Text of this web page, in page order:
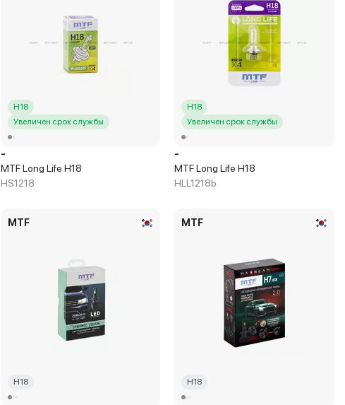
H18
Увеличен срок службы
-
MTF Long Life H18
HS1218
H18
Увеличен срок службы
-
MTF Long Life H18
HLL1218b
MTF
H18
MTF
H18